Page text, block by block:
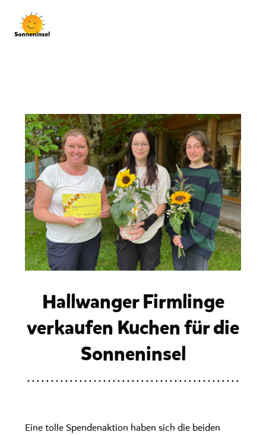
Hallwanger Firmlinge
verkaufen Kuchen für die
Sonneninsel
Eine tolle Spendenaktion haben sich die beiden